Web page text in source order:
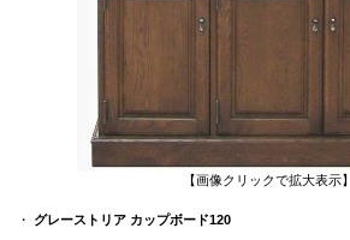
【画像クリックで拡大表示】
・ グレーストリア カップボード120